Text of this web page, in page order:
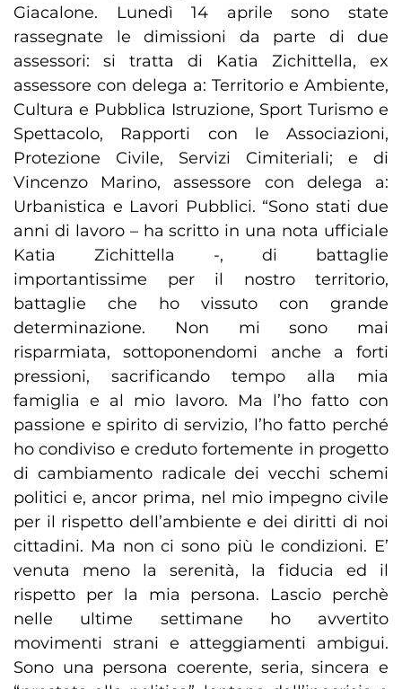
Giacalone. Lunedì 14 aprile sono state
rassegnate le dimissioni da parte di due
assessori: si tratta di Katia Zichittella, ex
assessore con delega a: Territorio e Ambiente,
Cultura e Pubblica Istruzione, Sport Turismo e
Spettacolo, Rapporti con le Associazioni,
Protezione Civile, Servizi Cimiteriali; e di
Vincenzo Marino, assessore con delega a:
Urbanistica e Lavori Pubblici. “Sono stati due
anni di lavoro – ha scritto in una nota ufficiale
Katia Zichittella -, di battaglie
importantissime per il nostro territorio,
battaglie che ho vissuto con grande
determinazione. Non mi sono mai
risparmiata, sottoponendomi anche a forti
pressioni, sacrificando tempo alla mia
famiglia e al mio lavoro. Ma l’ho fatto con
passione e spirito di servizio, l’ho fatto perché
ho condiviso e creduto fortemente in progetto
di cambiamento radicale dei vecchi schemi
politici e, ancor prima, nel mio impegno civile
per il rispetto dell’ambiente e dei diritti di noi
cittadini. Ma non ci sono più le condizioni. E’
venuta meno la serenità, la fiducia ed il
rispetto per la mia persona. Lascio perchè
nelle ultime settimane ho avvertito
movimenti strani e atteggiamenti ambigui.
Sono una persona coerente, seria, sincera e